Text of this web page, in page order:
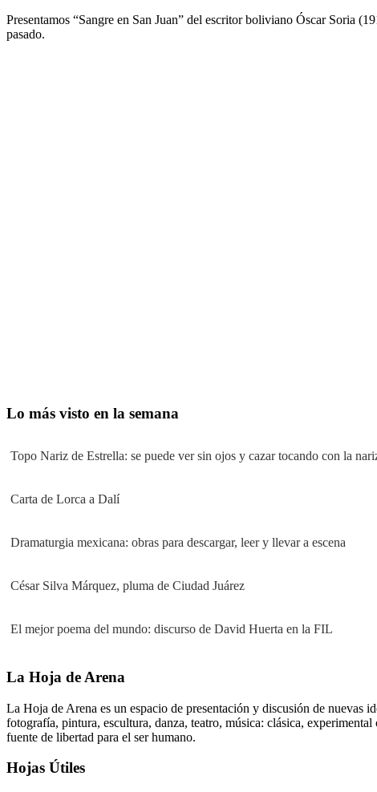
Presentamos “Sangre en San Juan” del escritor boliviano Óscar Soria
pasado.
Lo más visto en la semana
Topo Nariz de Estrella: se puede ver sin ojos y cazar tocando con la
Carta de Lorca a Dalí
Dramaturgia mexicana: obras para descargar, leer y llevar a escena
César Silva Márquez, pluma de Ciudad Juárez
El mejor poema del mundo: discurso de David Huerta en la FIL
La Hoja de Arena
La Hoja de Arena es un espacio de presentación y discusión de nuevas
fotografía, pintura, escultura, danza, teatro, música: clásica,
fuente de libertad para el ser humano.
Hojas Útiles